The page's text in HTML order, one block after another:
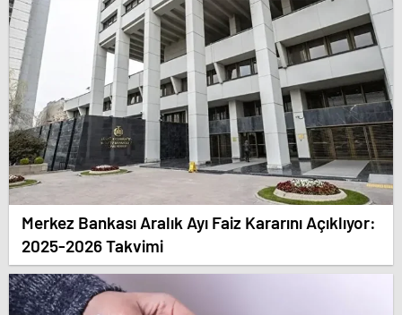
Merkez Bankası Aralık Ayı Faiz Kararını Açıklıyor:
2025-2026 Takvimi